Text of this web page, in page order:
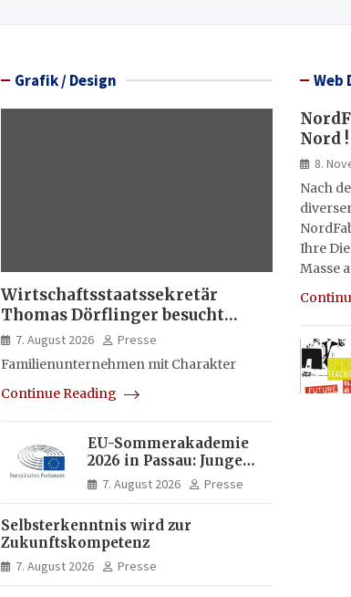
Grafik / Design
Wirtschaftsstaatssekretär
Thomas Dörflinger besucht
Handwerksbetrieb im
Kammerbezirk Freiburg
7. August 2026
Presse
Familienunternehmen mit Charakter
Continue Reading
EU-Sommerakademie
2026 in Passau: Junge
Menschen entwickeln
Ideen für Europas
7. August 2026 Presse
Selbsterkenntnis wird zur
Zukunftskompetenz
7. August 2026 Presse
Web
Nord !
8.
Nach
Ihre
Masse